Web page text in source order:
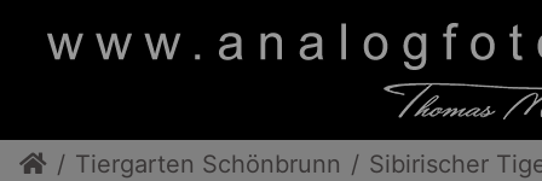
Tiergarten Schönbrunn Sibirischer